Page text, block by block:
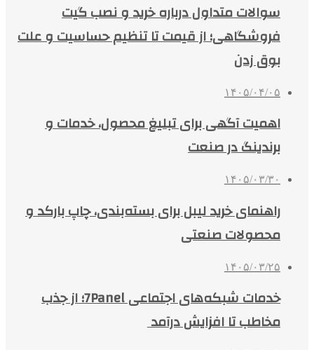
سوالات متداول درباره خرید و نصب گیت
فروشگاهی؛ از قیمت تا تنظیم حساسیت و علت
بوق زدن
۱۴۰۵/۰۴/۰۵
اهمیت آگهی برای تبلیغ محصول، خدمات و
برندینگ در صنعت
۱۴۰۵/۰۳/۳۰
راهنمای خرید لیبل برای بسته‌بندی، چاپ بارکد و
محصولات صنعتی
۱۴۰۵/۰۳/۲۵
خدمات شبکه‌های اجتماعی 7Panel؛ از جذب
مخاطب تا افزایش درآمد